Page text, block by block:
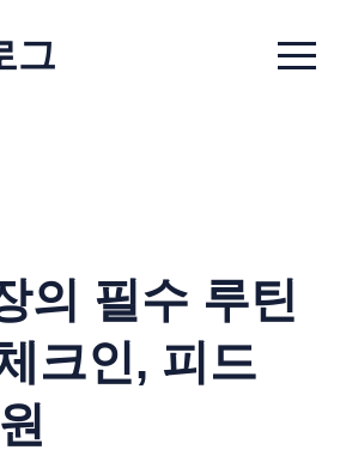
그 Menu
의 필수 루틴
크인, 피드